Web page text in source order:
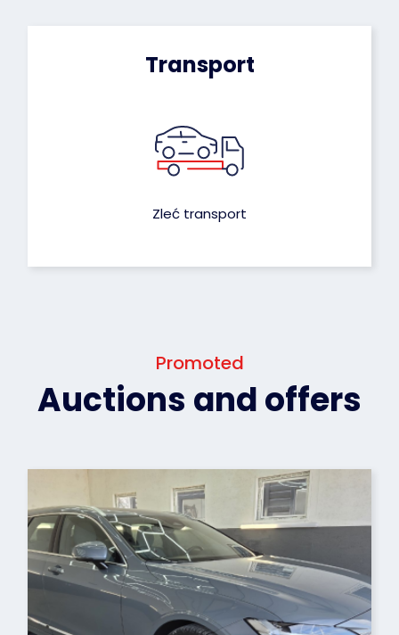
Transport
Zleć transport
Promoted
Auctions and offers